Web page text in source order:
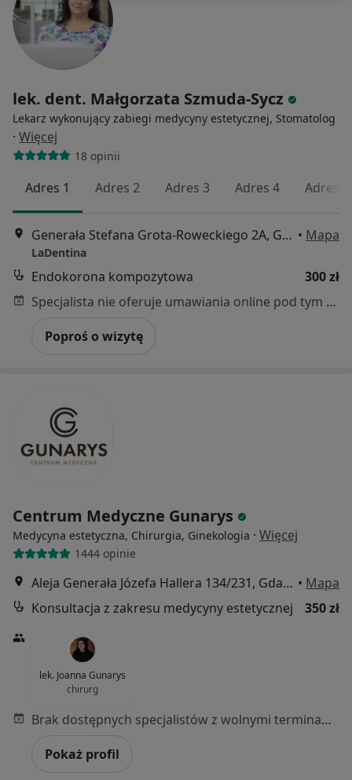
lek. dent. Małgorzata Szmuda-Sycz
Lekarz wykonujący zabiegi medycyny estetycznej, Stomatolog
· Więcej
18 opinii
Adres 1 Adres 2 Adres 3 Adres 4 Adres 5
Generała Stefana Grota-Roweckiego 2A, Gdańsk • Mapa
LaDentina
Endokorona kompozytowa
300 zł
Specjalista nie oferuje umawiania online pod tym adresem.
Poproś o wizytę
Centrum Medyczne Gunarys
Medycyna estetyczna, Chirurgia, Ginekologia · Więcej
1444 opinie
Aleja Generała Józefa Hallera 134/231, Gdańsk • Mapa
Konsultacja z zakresu medycyny estetycznej
350 zł
lek. Joanna Gunarys
chirurg
Brak dostępnych specjalistów z wolnymi terminami w tym centrum medycznym.
Pokaż profil